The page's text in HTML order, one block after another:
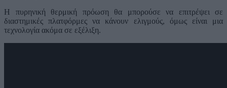
Η πυρηνική θερμική πρόωση θα μπορούσε να επιτρέψει σε
διαστημικές πλατφόρμες να κάνουν ελιγμούς, όμως είναι μια
τεχνολογία ακόμα σε εξέλιξη.